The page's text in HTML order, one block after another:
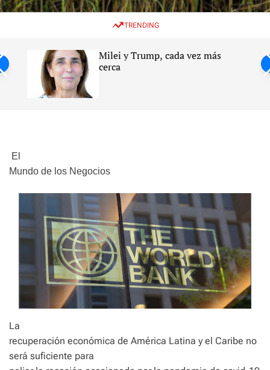
w
c
e
e
TRENDING
Milei y Trump, cada vez más
cerca
El
Mundo de los Negocios
La
recuperación económica de América Latina y el Caribe no
será suficiente para